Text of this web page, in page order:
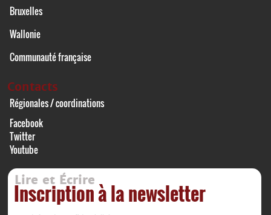
Bruxelles
Wallonie
Communauté française
Contacts
Régionales / coordinations
Facebook
Twitter
Youtube
Lire et Écrire
Inscription à la newsletter